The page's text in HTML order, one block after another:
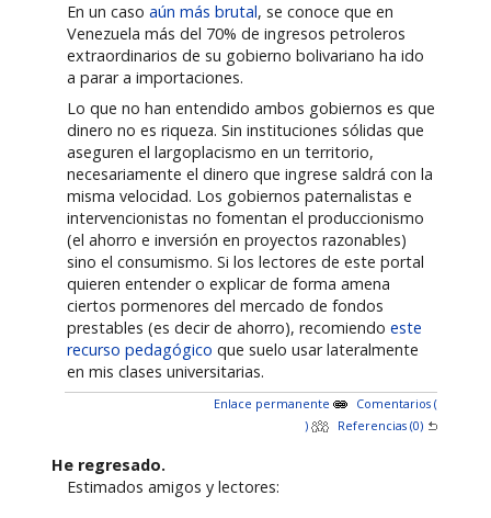
En un casoaún más brutal, se conoce que en
Venezuela más del 70% de ingresos petroleros
extraordinarios de su gobierno bolivariano ha ido
a parar a importaciones.
Lo que no han entendido ambos gobiernos es que
dinero no es riqueza. Sin instituciones sólidas que
aseguren el largoplacismo en un territorio,
necesariamente el dinero que ingrese saldrá con la
misma velocidad. Los gobiernos paternalistas e
intervencionistas no fomentan el produccionismo
(el ahorro e inversión en proyectos razonables)
sino el consumismo. Si los lectores de este portal
quieren entender o explicar de forma amena
ciertos pormenores del mercado de fondos
prestables (es decir de ahorro), recomiendoeste
recurso pedagógico que suelo usar lateralmente
en mis clases universitarias.
Enlace permanente
Comentarios (
)
Referencias (0)
He regresado.
Estimados amigos y lectores: